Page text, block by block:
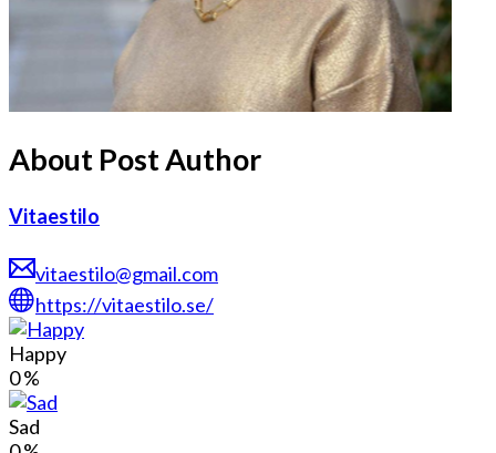
About Post Author
Vitaestilo
vitaestilo@gmail.com
https://vitaestilo.se/
Happy
0%
Sad